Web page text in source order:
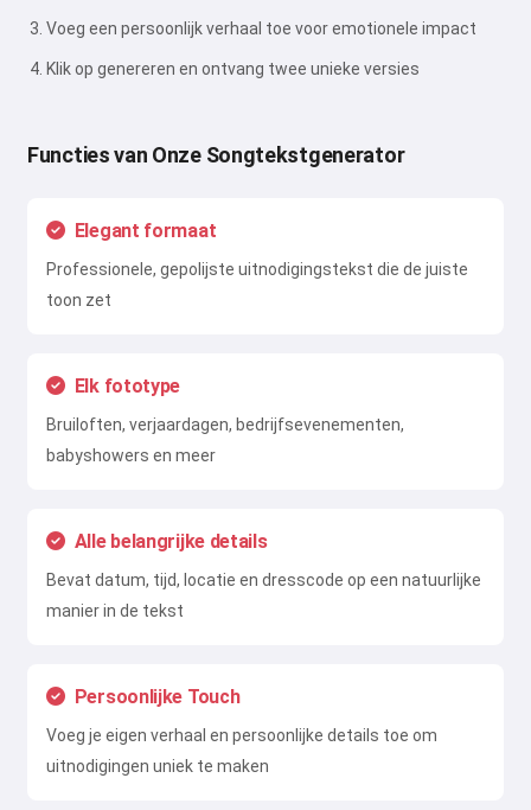
Voeg een persoonlijk verhaal toe voor emotionele impact
Klik op genereren en ontvang twee unieke versies
Functies van Onze Songtekstgenerator
Elegant formaat
Professionele, gepolijste uitnodigingstekst die de juiste
toon zet
Elk fototype
Bruiloften, verjaardagen, bedrijfsevenementen,
babyshowers en meer
Alle belangrijke details
Bevat datum, tijd, locatie en dresscode op een natuurlijke
manier in de tekst
Persoonlijke Touch
Voeg je eigen verhaal en persoonlijke details toe om
uitnodigingen uniek te maken